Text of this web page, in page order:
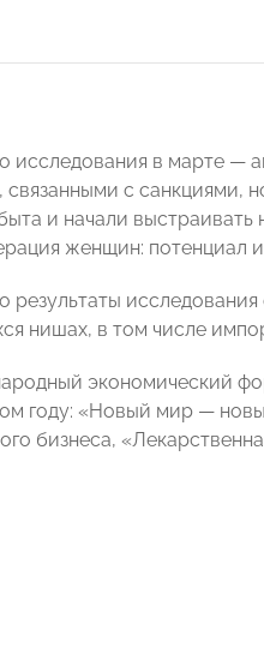
исследования в марте —
связанными с
и начали
женщин: потенциал
результаты
нишах, в том числе
экономический
году: «Новый мир —
бизнеса,